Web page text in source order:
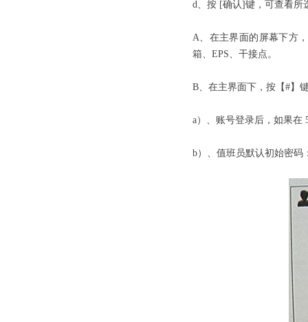
d、按 [确认]键，可查看所
A、在主界面的屏幕下方
箱、EPS、干接点。
B、在主界面下，按【#】
a）、账号登录后，如果在
b）、值班员默认初始密码